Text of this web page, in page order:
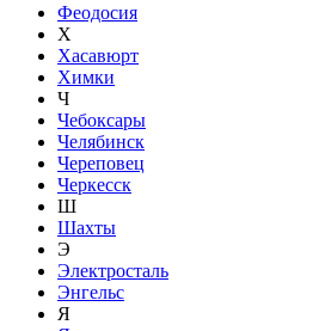
Феодосия
Х
Хасавюрт
Химки
Ч
Чебоксары
Челябинск
Череповец
Черкесск
Ш
Шахты
Э
Электросталь
Энгельс
Я